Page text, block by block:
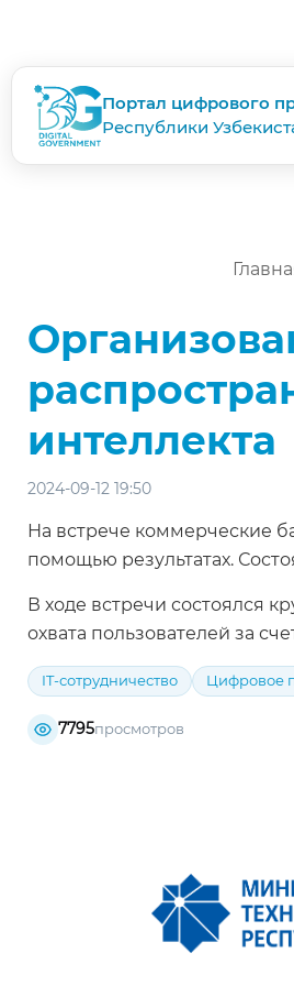
Портал цифрового
Республики
интеллекта
2024-09-12 19:50
На встрече коммерческие
помощью результатах.
В ходе встречи состоялся
охвата пользователей за
IT-сотрудничество Цифровое
7795просмотров